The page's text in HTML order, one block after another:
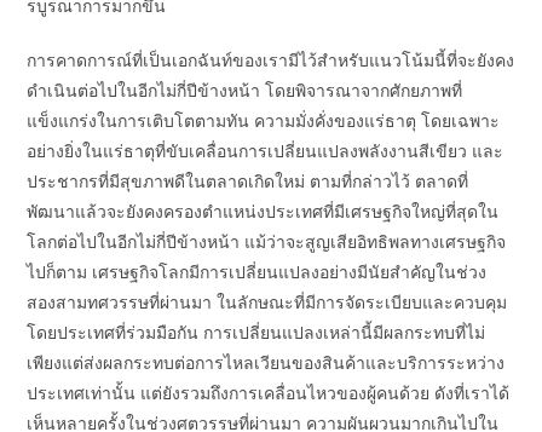
รบูรณาการมากขึ้น
การคาดการณ์ที่เป็นเอกฉันท์ของเรามีไว้สำหรับแนวโน้มนี้ที่จะยังคง
ดำเนินต่อไปในอีกไม่กี่ปีข้างหน้า โดยพิจารณาจากศักยภาพที่
แข็งแกร่งในการเติบโตตามทัน ความมั่งคั่งของแร่ธาตุ โดยเฉพาะ
อย่างยิ่งในแร่ธาตุที่ขับเคลื่อนการเปลี่ยนแปลงพลังงานสีเขียว และ
ประชากรที่มีสุขภาพดีในตลาดเกิดใหม่ ตามที่กล่าวไว้ ตลาดที่
พัฒนาแล้วจะยังคงครองตำแหน่งประเทศที่มีเศรษฐกิจใหญ่ที่สุดใน
โลกต่อไปในอีกไม่กี่ปีข้างหน้า แม้ว่าจะสูญเสียอิทธิพลทางเศรษฐกิจ
ไปก็ตาม เศรษฐกิจโลกมีการเปลี่ยนแปลงอย่างมีนัยสำคัญในช่วง
สองสามทศวรรษที่ผ่านมา ในลักษณะที่มีการจัดระเบียบและควบคุม
โดยประเทศที่ร่วมมือกัน การเปลี่ยนแปลงเหล่านี้มีผลกระทบที่ไม่
เพียงแต่ส่งผลกระทบต่อการไหลเวียนของสินค้าและบริการระหว่าง
ประเทศเท่านั้น แต่ยังรวมถึงการเคลื่อนไหวของผู้คนด้วย ดังที่เราได้
เห็นหลายครั้งในช่วงศตวรรษที่ผ่านมา ความผันผวนมากเกินไปใน